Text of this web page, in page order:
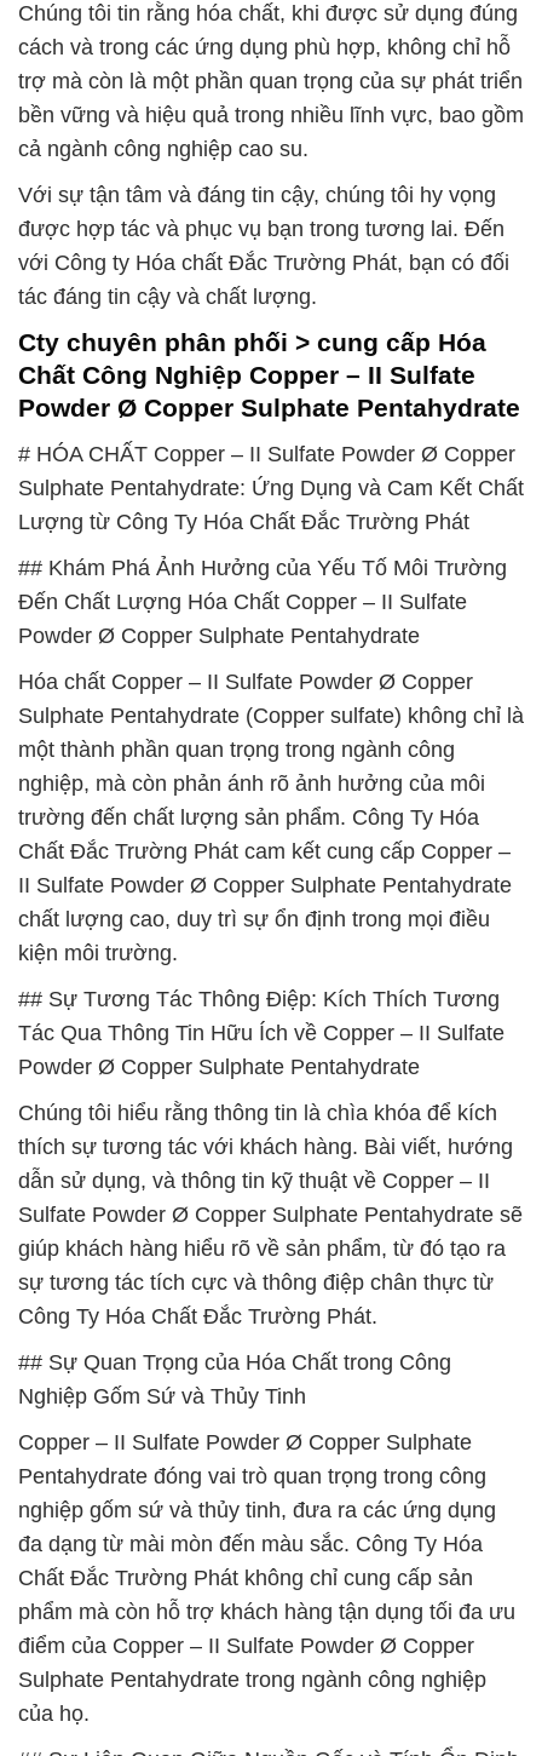
Chúng tôi tin rằng hóa chất, khi được sử dụng đúng
cách và trong các ứng dụng phù hợp, không chỉ hỗ
trợ mà còn là một phần quan trọng của sự phát triển
bền vững và hiệu quả trong nhiều lĩnh vực, bao gồm
cả ngành công nghiệp cao su.
Với sự tận tâm và đáng tin cậy, chúng tôi hy vọng
được hợp tác và phục vụ bạn trong tương lai. Đến
với Công ty Hóa chất Đắc Trường Phát, bạn có đối
tác đáng tin cậy và chất lượng.
Cty chuyên phân phối > cung cấp Hóa
Chất Công Nghiệp Copper – II Sulfate
Powder Ø Copper Sulphate Pentahydrate
# HÓA CHẤT Copper – II Sulfate Powder Ø Copper
Sulphate Pentahydrate: Ứng Dụng và Cam Kết Chất
Lượng từ Công Ty Hóa Chất Đắc Trường Phát
## Khám Phá Ảnh Hưởng của Yếu Tố Môi Trường
Đến Chất Lượng Hóa Chất Copper – II Sulfate
Powder Ø Copper Sulphate Pentahydrate
Hóa chất Copper – II Sulfate Powder Ø Copper
Sulphate Pentahydrate (Copper sulfate) không chỉ là
một thành phần quan trọng trong ngành công
nghiệp, mà còn phản ánh rõ ảnh hưởng của môi
trường đến chất lượng sản phẩm. Công Ty Hóa
Chất Đắc Trường Phát cam kết cung cấp Copper –
II Sulfate Powder Ø Copper Sulphate Pentahydrate
chất lượng cao, duy trì sự ổn định trong mọi điều
kiện môi trường.
## Sự Tương Tác Thông Điệp: Kích Thích Tương
Tác Qua Thông Tin Hữu Ích về Copper – II Sulfate
Powder Ø Copper Sulphate Pentahydrate
Chúng tôi hiểu rằng thông tin là chìa khóa để kích
thích sự tương tác với khách hàng. Bài viết, hướng
dẫn sử dụng, và thông tin kỹ thuật về Copper – II
Sulfate Powder Ø Copper Sulphate Pentahydrate sẽ
giúp khách hàng hiểu rõ về sản phẩm, từ đó tạo ra
sự tương tác tích cực và thông điệp chân thực từ
Công Ty Hóa Chất Đắc Trường Phát.
## Sự Quan Trọng của Hóa Chất trong Công
Nghiệp Gốm Sứ và Thủy Tinh
Copper – II Sulfate Powder Ø Copper Sulphate
Pentahydrate đóng vai trò quan trọng trong công
nghiệp gốm sứ và thủy tinh, đưa ra các ứng dụng
đa dạng từ mài mòn đến màu sắc. Công Ty Hóa
Chất Đắc Trường Phát không chỉ cung cấp sản
phẩm mà còn hỗ trợ khách hàng tận dụng tối đa ưu
điểm của Copper – II Sulfate Powder Ø Copper
Sulphate Pentahydrate trong ngành công nghiệp
của họ.